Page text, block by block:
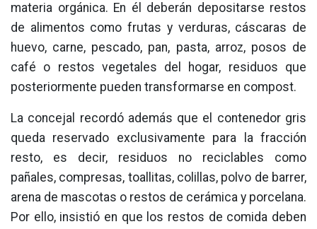
materia orgánica. En él deberán depositarse restos
de alimentos como frutas y verduras, cáscaras de
huevo, carne, pescado, pan, pasta, arroz, posos de
café o restos vegetales del hogar, residuos que
posteriormente pueden transformarse en compost.
La concejal recordó además que el contenedor gris
queda reservado exclusivamente para la fracción
resto, es decir, residuos no reciclables como
pañales, compresas, toallitas, colillas, polvo de barrer,
arena de mascotas o restos de cerámica y porcelana.
Por ello, insistió en que los restos de comida deben